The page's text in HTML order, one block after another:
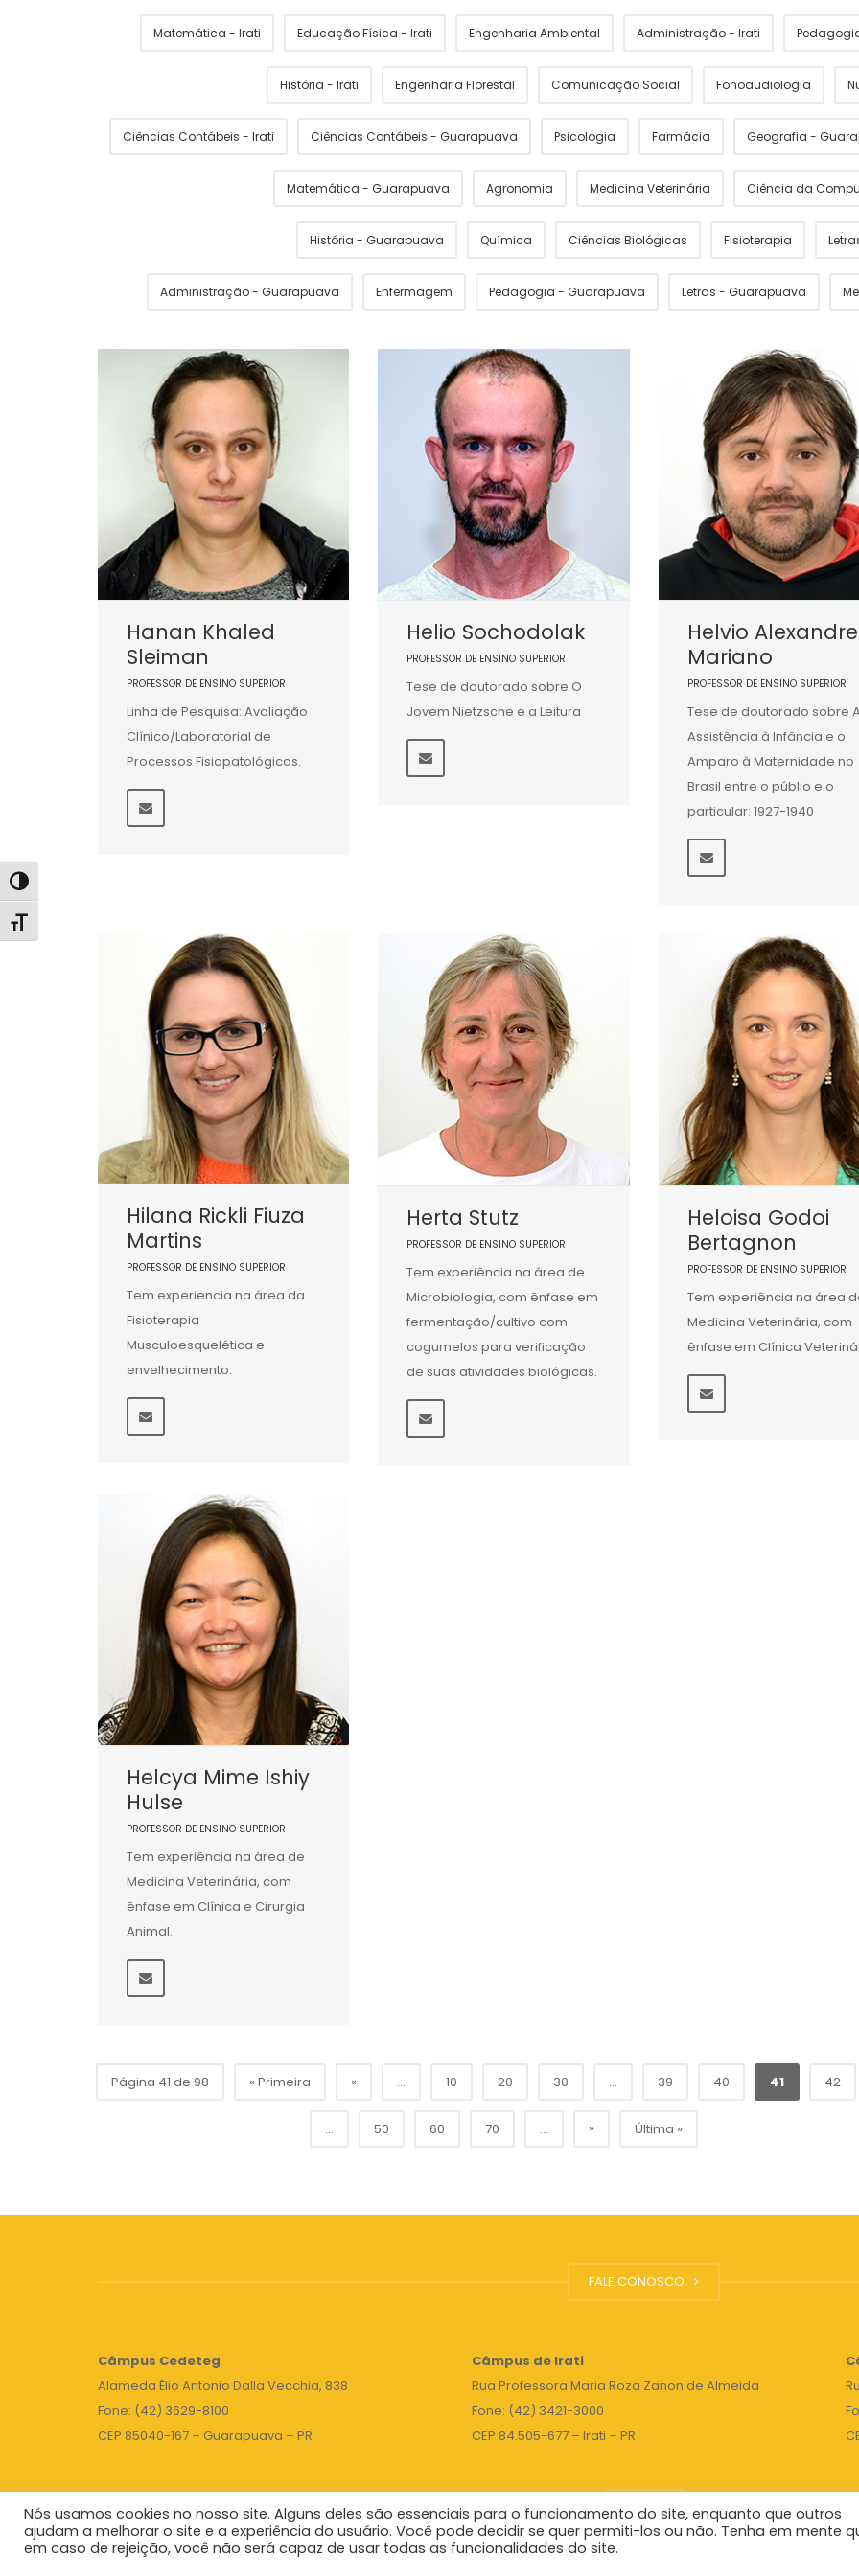
Alternar alto contraste
Alternar tamanho da fonte
Matemática - Irati Educação Física - Irati Engenharia Ambiental Administração - Irati
História - Irati Engenharia Florestal Comunicação Social Fonoaudiologia
Ciências Contábeis - Irati Ciências Contábeis - Guarapuava Psicologia Farmácia Geografia -
Matemática - Guarapuava Agronomia Medicina Veterinária Ciência da
História - Guarapuava Química Ciências Biológicas Fisioterapia
Administração - Guarapuava Enfermagem Pedagogia - Guarapuava Letras - Guarapuava
Hanan Khaled
Sleiman
PROFESSOR DE ENSINO SUPERIOR
Linha de Pesquisa: Avaliação
Clínico/Laboratorial de
Processos Fisiopatológicos.
Helio Sochodolak
PROFESSOR DE ENSINO SUPERIOR
Tese de doutorado sobre O
Jovem Nietzsche e a Leitura
Helvio Alexandre
Mariano
PROFESSOR DE ENSINO SUPERIOR
Tese de doutorado sobre
Assistência à Infância e o
Amparo à Maternidade no
Brasil entre o públio e o
particular: 1927-1940
Hilana Rickli Fiuza
Martins
PROFESSOR DE ENSINO SUPERIOR
Tem experiencia na área da
Fisioterapia
Musculoesquelética e
envelhecimento.
Herta Stutz
PROFESSOR DE ENSINO SUPERIOR
Tem experiência na área de
Microbiologia, com ênfase em
fermentação/cultivo com
cogumelos para verificação
de suas atividades biológicas.
Heloisa Godoi
Bertagnon
PROFESSOR DE ENSINO SUPERIOR
Tem experiência na área
Medicina Veterinária, com
ênfase em Clínica
Helcya Mime Ishiy
Hulse
PROFESSOR DE ENSINO SUPERIOR
Tem experiência na área de
Medicina Veterinária, com
ênfase em Clínica e Cirurgia
Animal.
Página 41 de 98 « Primeira « ... 10 20 30 ... 39 40 41 42
... 50 60 70 ... » Última »
FALE CONOSCO
Câmpus Cedeteg
Alameda Élio Antonio Dalla Vecchia, 838
Fone: (42) 3629-8100
CEP 85040-167 – Guarapuava – PR
Câmpus de Irati
Rua Professora Maria Roza Zanon de Almeida
Fone: (42) 3421-3000
CEP 84.505-677 – Irati – PR
TOPO
Unicentro Governo do Paraná
Nós usamos cookies no nosso site. Alguns deles são essenciais para o funcionamento do site, enquanto que outros
ajudam a melhorar o site e a experiência do usuário. Você pode decidir se quer permiti-los ou não. Tenha em mente
em caso de rejeição, você não será capaz de usar todas as funcionalidades do site.